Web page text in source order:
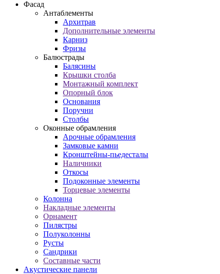
Фасад
Антаблементы
Архитрав
Дополнительные элементы
Карниз
Фризы
Балюстрады
Балясины
Крышки столба
Монтажный комплект
Опорный блок
Основания
Поручни
Столбы
Оконные обрамления
Арочные обрамления
Замковые камни
Кронштейны-пьедесталы
Наличники
Откосы
Подоконные элементы
Торцевые элементы
Колонна
Накладные элементы
Орнамент
Пилястры
Полуколонны
Русты
Сандрики
Составные части
Акустические панели